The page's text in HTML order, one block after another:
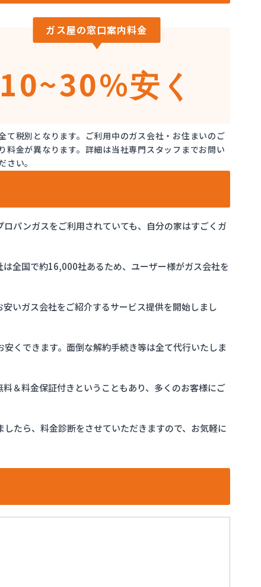
ガス屋の窓口案内料金
10~30%安く
て税別となります。ご利用中のガス会社・お住まいのご
料金が異なります。詳細は当社専門スタッフまでお問い
さい。
パンガスをご利用されていても、自分の家はすごくガ
全国で約16,000社あるため、ユーザー様がガス会社を
いガス会社をご紹介するサービス提供を開始しまし
くできます。面倒な解約手続き等は全て代行いたしま
＆料金保証付きということもあり、多くのお客様にご
たら、料金診断をさせていただきますので、お気軽に